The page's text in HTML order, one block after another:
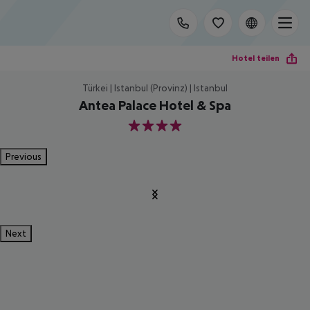
Hotel teilen
Türkei | Istanbul (Provinz) | Istanbul
Antea Palace Hotel & Spa
4
Previous
Next